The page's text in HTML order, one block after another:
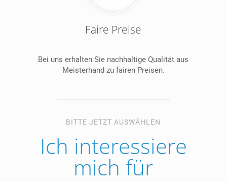
Faire Preise
Bei uns erhalten Sie nachhaltige Qualität aus
Meisterhand zu fairen Preisen.
BITTE JETZT AUSWÄHLEN
Ich interessiere
mich für